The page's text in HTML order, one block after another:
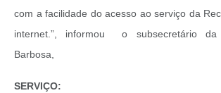
com a facilidade do acesso ao serviço da
internet.”, informou o subsecretário da
Barbosa,
SERVIÇO: